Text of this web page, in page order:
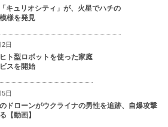
キュリオシティ」が、火星でハチの
様を発見
日
ト型ロボットを使った家庭
スを開始
日
ドローンがウクライナの男性を追跡、自爆攻撃
【動画】